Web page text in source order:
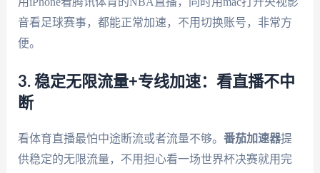
音看足球赛事，都能正常加速，不用切换账号，非常方
便。
3. 稳定无限流量+专线加速：看直播不中
断
看体育直播最怕中途断流或者流量不够。 番茄加速器提
供稳定的无限流量，不用担心看一场世界杯决赛就用完